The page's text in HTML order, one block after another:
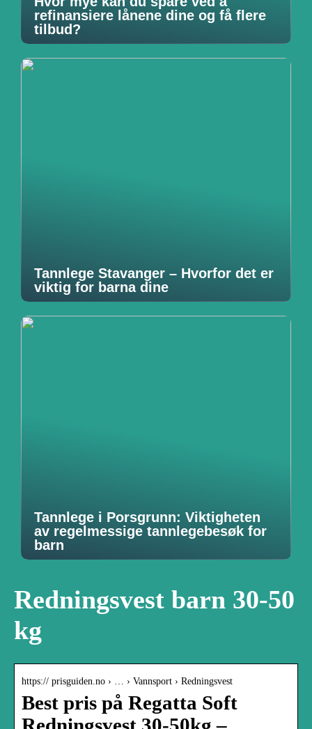
refinansiere lånene dine og få flere
tilbud?
Tannlege Stavanger – Hvorfor det er
viktig for barna dine
Tannlege i Porsgrunn: Viktigheten
av regelmessige tannlegebesøk for
barn
Redningsvest barn 30-50
kg
https:// prisguiden.no › … › Vannsport › Redningsvest
Best pris på Regatta Soft